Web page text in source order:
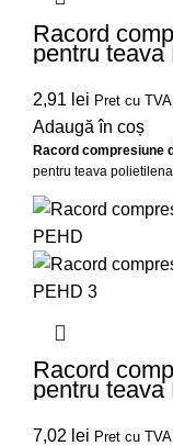
Racord
pentru teava
2,91 lei Pret cu
Adaugă în coș
Racord compresiune
pentru teava
Racord
pentru teava
7,02 lei Pret cu